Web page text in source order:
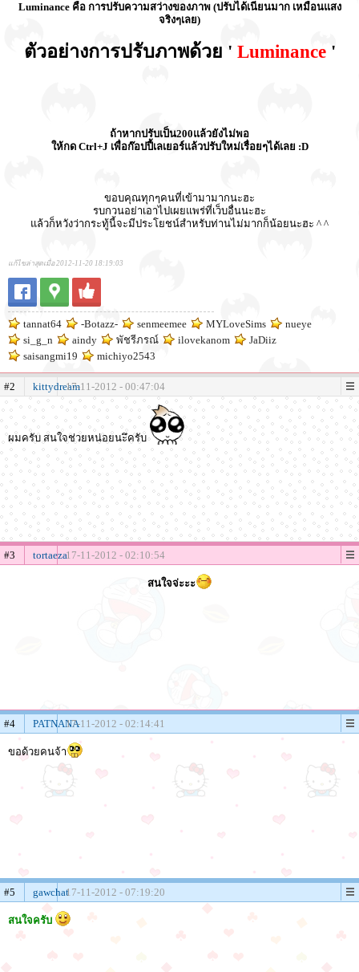
Luminance คือ การปรับความสว่างของภาพ (ปรับได้เนียนมาก เหมือนแสง
จริงๆเลย)
ตัวอย่างการปรับภาพด้วย ' Luminance'
ถ้าหากปรับเป็น200แล้วยังไม่พอ
ให้กด Ctrl+J เพื่อก๊อปปี้เลเยอร์แล้วปรับใหม่เรื่อยๆได้เลย :D
ขอบคุณทุกๆคนที่เข้ามามากนะฮะ
รบกวนอย่าเอาไปเผยแพร่ที่เว็บอื่นนะฮะ
แล้วก็หวังว่ากระทู้นี้จะมีประโยชน์สำหรับท่านไม่มากก็น้อยนะฮะ ^ ^
แก้ไขล่าสุดเมื่อ 2012-11-20 18:19:03
tannat64 -Botazz- senmeemee MYLoveSims
nueye
si_g_n
aindy พัชรีภรณ์ ilovekanom
JaDiiz
saisangmi19
michiyo2543
#2 kittydream17-11-2012 - 00:47:04
ผมครับ สนใจช่วยหน่อยนะึครับ
#3 tortaeza17-11-2012 - 02:10:54
สนใจจ่ะะะ
#4 PATNANA17-11-2012 - 02:14:41
ขอด้วยคนจ้า
#5 gawchat17-11-2012 - 07:19:20
สนใจครับ